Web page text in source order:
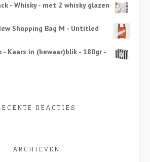
- Whisky - met 2 whisky glazen
Shopping Bag M - Untitled
- Kaars in (bewaar)blik - 180gr -
REACTIES
ARCHIEVEN